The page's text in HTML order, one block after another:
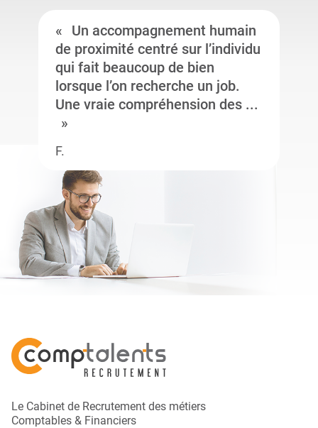
Un accompagnement humain
de proximité centré sur l’individu
qui fait beaucoup de bien
lorsque l’on recherche un job.
Une vraie compréhension des ...
F.
Le Cabinet de Recrutement des métiers
Comptables & Financiers